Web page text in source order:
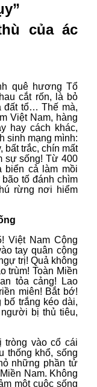
của ác
quê hương Tổ
cắt rốn, là bỏ
đất tổ… Thế mà,
Việt Nam, hàng
hay cách khác,
sinh mạng mình:
trắc, chín mất
sự sống! Từ 400
biển cả làm mồi
tố đánh chìm
rừng nơi hiểm
Việt Nam Cộng
tay quân cộng
trị! Quả không
trùm! Toàn Miền
tỏa cảng! Lao
miên! Bắt bớ!
bố trắng kéo dài,
bị thủ tiêu,
tròng vào cổ cái
thống khổ, sống
những phần tử
Nam. Không
một cuộc sống